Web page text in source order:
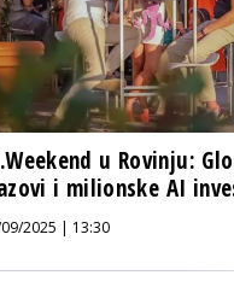
u Rovinju:
i milionske AI
2025 | 13:30